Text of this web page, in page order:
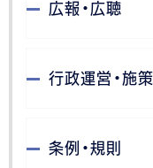
広報・広聴
行政運営・施策
条例・規則